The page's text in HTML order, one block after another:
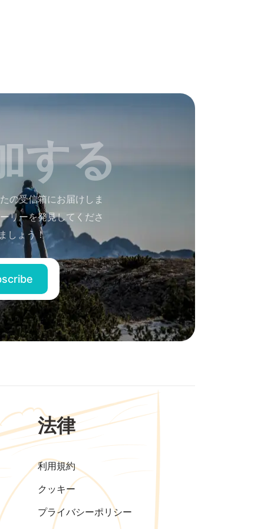
する
の受信箱にお届けしま
リーを発見してくださ
しょう！
法律
利用規約
クッキー
プライバシーポリシー